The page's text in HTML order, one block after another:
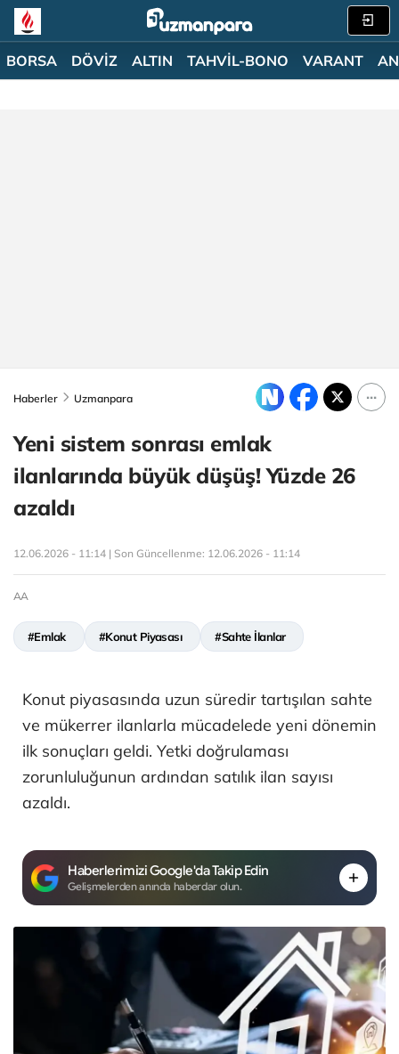
BORSA DÖVİZ ALTIN TAHVİL-BONO VARANT
Haberler Uzmanpara
Yeni sistem sonrası emlak
ilanlarında büyük düşüş! Yüzde 26
azaldı
12.06.2026 - 11:14 | Son Güncellenme: 12.06.2026 - 11:14
AA
#Emlak #Konut Piyasası #Sahte İlanlar
Konut piyasasında uzun süredir tartışılan sahte
ve mükerrer ilanlarla mücadelede yeni dönemin
ilk sonuçları geldi. Yetki doğrulaması
zorunluluğunun ardından satılık ilan sayısı
azaldı.
Haberlerimizi Google'da Takip Edin
Gelişmelerden anında haberdar olun.